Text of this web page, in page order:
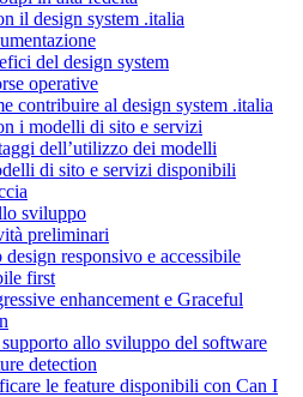
il design system .italia
del design system
operative
contribuire al design system .italia
i modelli di sito e servizi
dell’utilizzo dei modelli
di sito e servizi disponibili
sviluppo
preliminari
design responsivo e accessibile
first
enhancement e Graceful
allo sviluppo del software
detection
le feature disponibili con Can I